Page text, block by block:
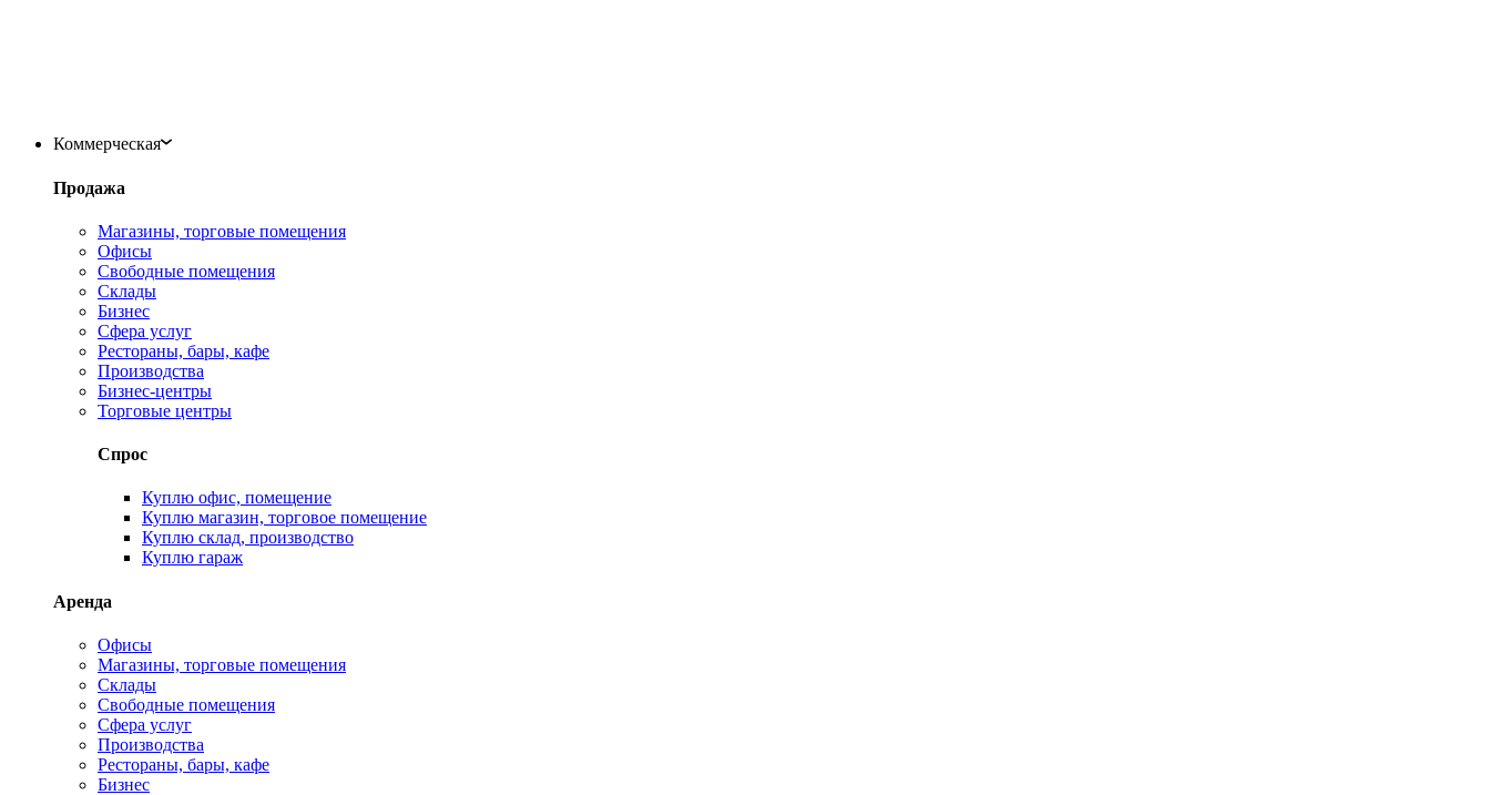
Коммерческая
Продажа
Магазины, торговые помещения
Офисы
Свободные помещения
Склады
Бизнес
Сфера услуг
Рестораны, бары, кафе
Производства
Бизнес-центры
Торговые центры
Спрос
Куплю офис, помещение
Куплю магазин, торговое помещение
Куплю склад, производство
Куплю гараж
Аренда
Офисы
Магазины, торговые помещения
Склады
Свободные помещения
Сфера услуг
Производства
Рестораны, бары, кафе
Бизнес